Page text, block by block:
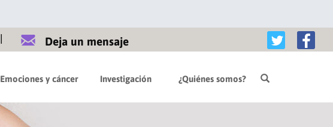
| Deja un mensaje
Emociones y cáncer Investigación ¿Quiénes somos?